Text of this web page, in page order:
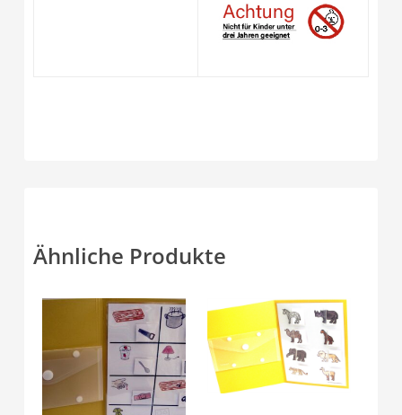
Ähnliche Produkte